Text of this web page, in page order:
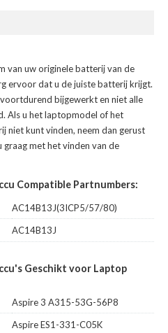
van uw originele batterij van de
ervoor dat u de juiste batterij krijgt.
bijgewerkt en niet alle
Als u het laptopmodel of het
niet kunt vinden, neem dan gerust
met het vinden van de
Compatible Partnumbers:
AC14B13J(3ICP5/57/80)
AC14B13J
Geschikt voor Laptop
Aspire 3 A315-53G-56P8
Aspire ES1-331-C05K